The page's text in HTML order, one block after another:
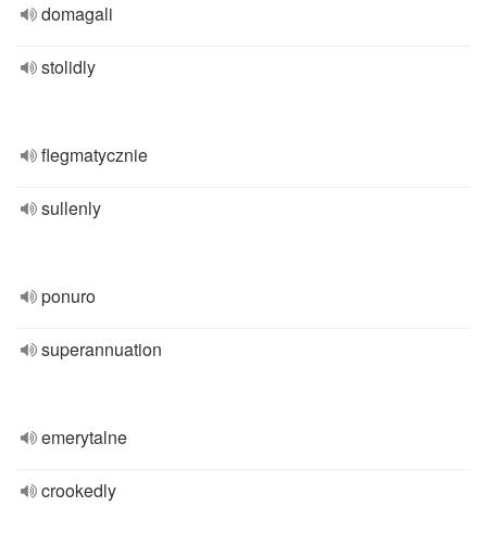
domagali
stolidly
flegmatycznie
sullenly
ponuro
superannuation
emerytalne
crookedly